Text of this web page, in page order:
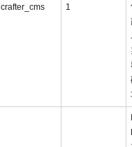
crafter_cms 1